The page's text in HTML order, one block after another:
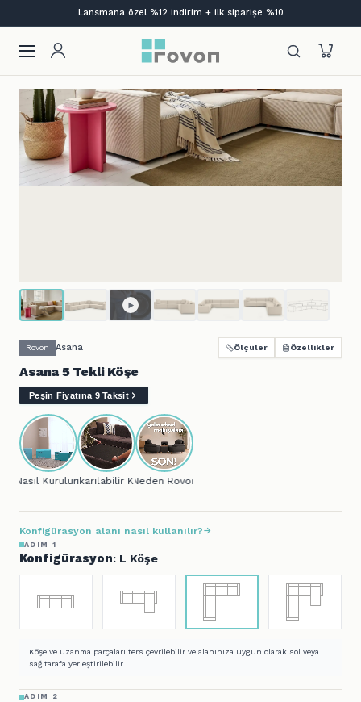
Bi' Kutu Mobilya | Aç. Kur. Otur.
Rovon Asana Ölçüler Özellikler
Asana 5 Tekli Köşe
Peşin Fiyatına 9 Taksit
Nasıl Kurulur?Çıkarılabilir KılıfNeden Rovon?
Konfigürasyon alanı nasıl kullanılır?
ADIM 1
Konfigürasyon: L Köşe
Köşe ve uzanma parçaları ters çevrilebilir ve alanınıza uygun olarak sol veya
sağ tarafa yerleştirilebilir.
ADIM 2